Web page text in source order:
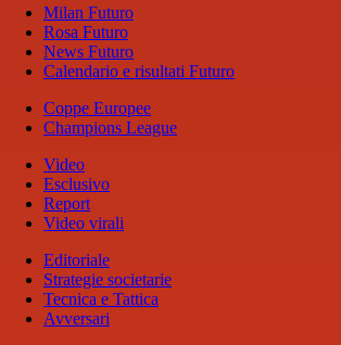
Milan Futuro
Rosa Futuro
News Futuro
Calendario e risultati Futuro
Coppe Europee
Champions League
Video
Esclusivo
Report
Video virali
Editoriale
Strategie societarie
Tecnica e Tattica
Avversari